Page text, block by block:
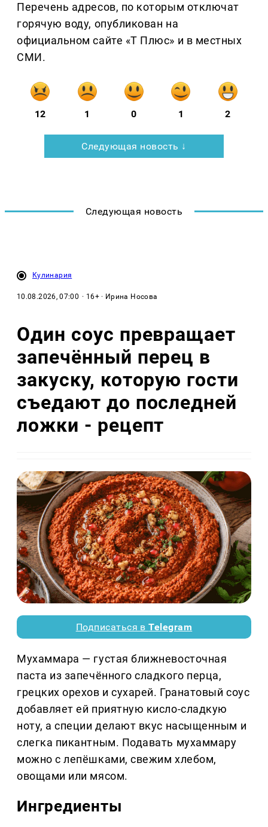
Перечень адресов, по которым отключат
горячую воду, опубликован на
официальном сайте «Т Плюс» и в местных
СМИ.
12 1 0 1 2
Следующая новость ↓
Следующая новость
Кулинария
10.08.2026, 07:00 · 16+ · Ирина Носова
Один соус превращает
запечённый перец в
закуску, которую гости
съедают до последней
ложки - рецепт
Подписаться вTelegram
Мухаммара — густая ближневосточная
паста из запечённого сладкого перца,
грецких орехов и сухарей. Гранатовый соус
добавляет ей приятную кисло-сладкую
ноту, а специи делают вкус насыщенным и
слегка пикантным. Подавать мухаммару
можно с лепёшками, свежим хлебом,
овощами или мясом.
Ингредиенты